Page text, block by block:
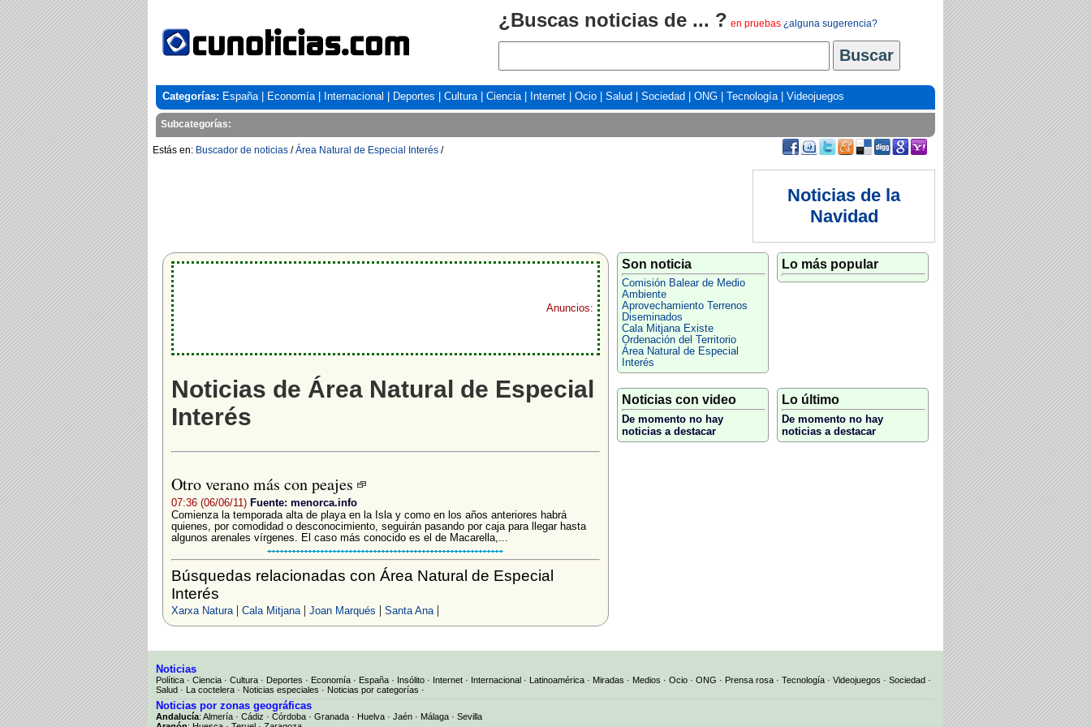
¿Buscas noticias de ... ? en pruebas ¿alguna sugerencia?
Categorías: España| Economía| Internacional Deportes Cultura| Ciencia| Internet Ocio Salud Sociedad ONG Tecnología| Videojuegos
Subcategorías:
Estás en: Buscador de noticias /Área Natural de Especial Interés /
Noticias de la
Navidad
Anuncios:
Noticias de Área Natural de Especial
Interés
Otro verano más con peajes
07:36 (06/06/11) Fuente: menorca.info
Comienza la temporada alta de playa en la Isla y como en los años anteriores habrá
quienes, por comodidad o desconocimiento, seguirán pasando por caja para llegar hasta
algunos arenales vírgenes. El caso más conocido es el de Macarella,...
Búsquedas relacionadas con Área Natural de Especial
Interés
Xarxa Natura| Cala Mitjana| Joan Marqués | Santa Ana|
Son noticia
Comisión Balear de Medio
Ambiente
Aprovechamiento Terrenos
Diseminados
Cala Mitjana Existe
Ordenación del Territorio
Área Natural de Especial
Interés
Lo más popular
Noticias con video
De momento no hay
noticias a destacar
Lo último
De momento no hay
noticias a destacar
Noticias
Política · Ciencia · Cultura · Deportes · Economía · España · Insólito · Internet · Internacional · Latinoamérica · Miradas · Medios · Ocio · ONG · Prensa rosa · Tecnología · Videojuegos · Sociedad ·
Salud · La coctelera · Noticias especiales · Noticias por categorías ·
Noticias por zonas geográficas
Andalucía: Almería · Cádiz · Córdoba · Granada · Huelva · Jaén · Málaga · Sevilla